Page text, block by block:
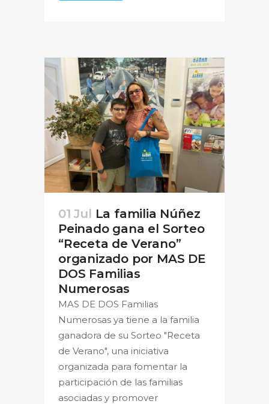
01 Jul La familia Núñez
Peinado gana el Sorteo
“Receta de Verano”
organizado por MAS DE
DOS Familias
Numerosas
MAS DE DOS Familias
Numerosas ya tiene a la familia
ganadora de su Sorteo "Receta
de Verano", una iniciativa
organizada para fomentar la
participación de las familias
asociadas y promover